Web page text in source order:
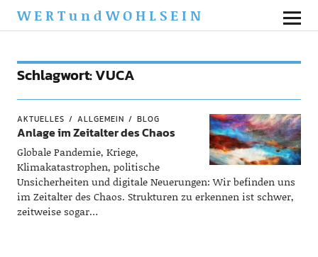
WERTundWOHLSEIN
Schlagwort:VUCA
AKTUELLES ALLGEMEIN BLOG
Anlage im Zeitalter des Chaos
Globale Pandemie, Kriege,
Klimakatastrophen, politische
Unsicherheiten und digitale Neuerungen: Wir befinden uns
im Zeitalter des Chaos. Strukturen zu erkennen ist schwer,
zeitweise sogar…